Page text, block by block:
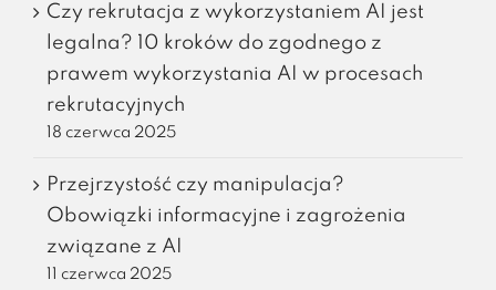
Czy rekrutacja z wykorzystaniem AI jest
legalna? 10 kroków do zgodnego z
prawem wykorzystania AI w procesach
rekrutacyjnych
18 czerwca 2025
Przejrzystość czy manipulacja?
Obowiązki informacyjne i zagrożenia
związane z AI
11 czerwca 2025